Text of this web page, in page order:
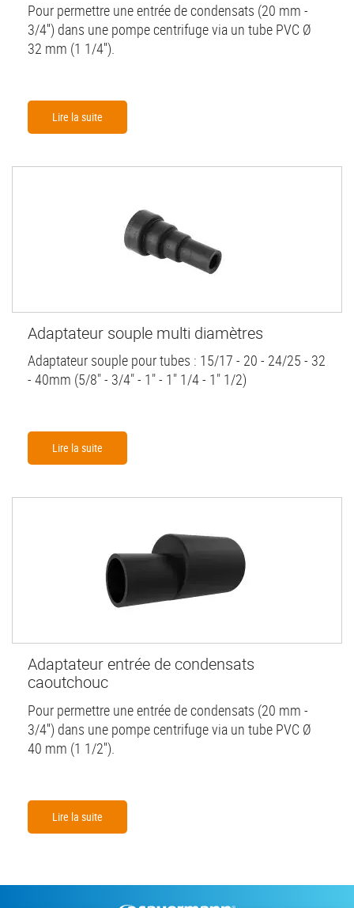
Pour permettre une entrée de condensats (20 mm -
3/4'') dans une pompe centrifuge via un tube PVC Ø
32 mm (1 1/4'').
Lire la suite
Adaptateur souple multi diamètres
Adaptateur souple pour tubes : 15/17 - 20 - 24/25 - 32
- 40mm (5/8" - 3/4" - 1" - 1" 1/4 - 1" 1/2)
Lire la suite
Adaptateur entrée de condensats
caoutchouc
Pour permettre une entrée de condensats (20 mm -
3/4'') dans une pompe centrifuge via un tube PVC Ø
40 mm (1 1/2'').
Lire la suite